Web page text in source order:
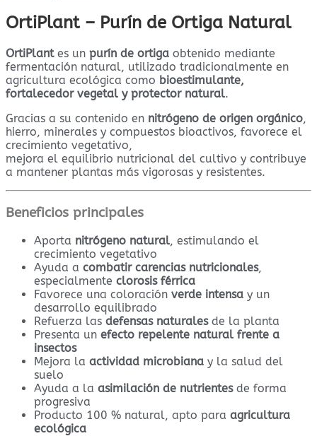
OrtiPlant – Purín de Ortiga Natural
OrtiPlantes un purín de ortiga obtenido mediante
fermentación natural, utilizado tradicionalmente en
agricultura ecológica como bioestimulante,
fortalecedor vegetal y protector natural.
Gracias a su contenido en nitrógeno de origen orgánico,
hierro, minerales y compuestos bioactivos, favorece el
crecimiento vegetativo,
mejora el equilibrio nutricional del cultivo y contribuye
a mantener plantas más vigorosas y resistentes.
Beneficios principales
Aporta nitrógeno natural, estimulando el
crecimiento vegetativo
Ayuda a combatir carencias nutricionales,
especialmente clorosis férrica
Favorece una coloración verde intensa y un
desarrollo equilibrado
Refuerza las defensas naturalesde la planta
Presenta un efecto repelente natural frente a
insectos
Mejora la actividad microbiana y la salud del
suelo
Ayuda a la asimilación de nutrientesde forma
progresiva
Producto 100 % natural, apto para agricultura
ecológica